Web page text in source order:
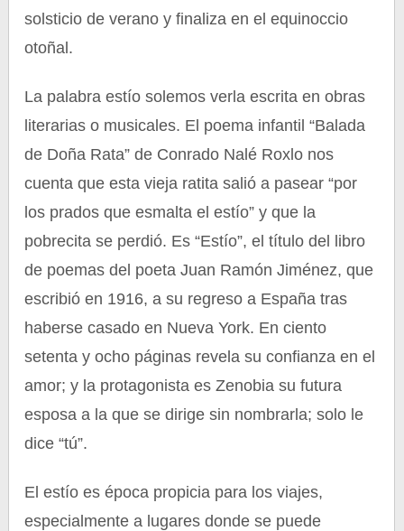
solsticio de verano y finaliza en el equinoccio
otoñal.
La palabra estío solemos verla escrita en obras
literarias o musicales. El poema infantil “Balada
de Doña Rata” de Conrado Nalé Roxlo nos
cuenta que esta vieja ratita salió a pasear “por
los prados que esmalta el estío” y que la
pobrecita se perdió. Es “Estío”, el título del libro
de poemas del poeta Juan Ramón Jiménez, que
escribió en 1916, a su regreso a España tras
haberse casado en Nueva York. En ciento
setenta y ocho páginas revela su confianza en el
amor; y la protagonista es Zenobia su futura
esposa a la que se dirige sin nombrarla; solo le
dice “tú”.
El estío es época propicia para los viajes,
especialmente a lugares donde se puede